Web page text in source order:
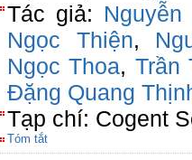
Tác giả:
Ngọc Thiện,
Ngọc Thoa, Trần
Đặng Quang
Tạp chí: Cogent
Tóm tắt